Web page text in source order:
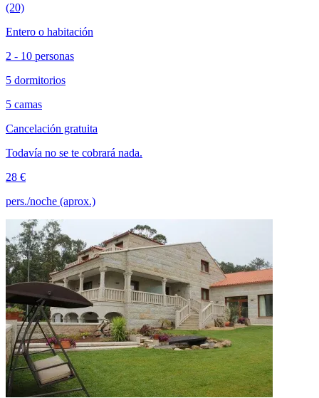
(20)
Entero o habitación
2 - 10 personas
5 dormitorios
5 camas
Cancelación gratuita
Todavía no se te cobrará nada.
28 €
pers./noche (aprox.)